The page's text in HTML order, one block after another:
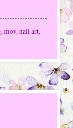
,mov,nail art,